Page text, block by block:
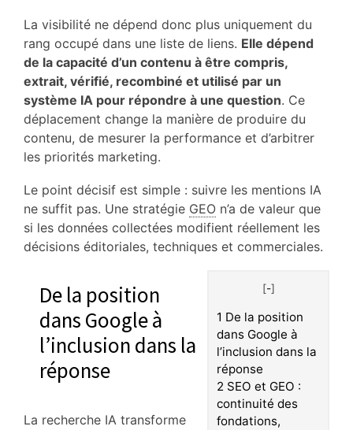
La visibilité ne dépend donc plus uniquement du
rang occupé dans une liste de liens. Elle dépend
de la capacité d’un contenu à être compris,
extrait, vérifié, recombiné et utilisé par un
système IA pour répondre à une question. Ce
déplacement change la manière de produire du
contenu, de mesurer la performance et d’arbitrer
les priorités marketing.
Le point décisif est simple : suivre les mentions IA
ne suffit pas. Une stratégie GEO n’a de valeur que
si les données collectées modifient réellement les
décisions éditoriales, techniques et commerciales.
[-]
1 De la position
dans Google à
l’inclusion dans la
réponse
2 SEO et GEO :
continuité des
fondations,
De la position
dans Google à
l’inclusion dans la
réponse
La recherche IA transforme